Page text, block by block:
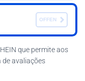
N
OFFEN
que permite aos
avaliações